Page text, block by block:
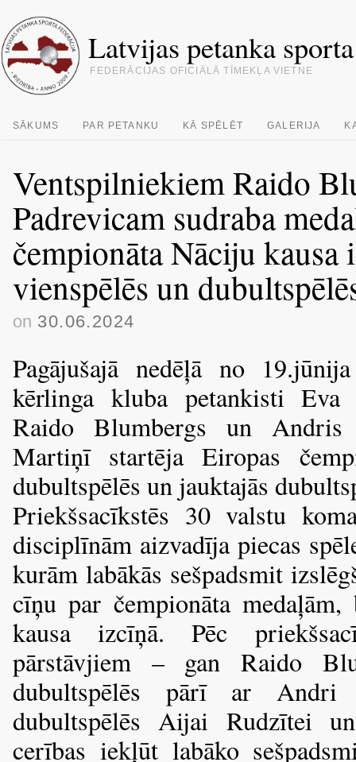
Latvijas petanka
FEDERĀCIJAS OFICIĀLĀ TĪMEKĻA VIETNE
SĀKUMS PAR PETANKU KĀ SPĒLĒT GALERIJA
Ventspilniekiem Raido
Padrevicam sudraba
čempionāta Nāciju
vienspēlēs un
on 30.06.2024
Pagājušajā nedēļā no
kērlinga kluba petankisti
Raido Blumbergs un Andris
Martiņī startēja Eiropas
dubultspēlēs un jauktajās
Priekšsacīkstēs 30 valstu
disciplīnām aizvadīja piecas
kurām labākās sešpadsmit
cīņu par čempionāta medaļām,
kausa izcīņā. Pēc
pārstāvjiem – gan Raido
dubultspēlēs pārī ar Andri
dubultspēlēs Aijai Rudzītei
cerības iekļūt labāko